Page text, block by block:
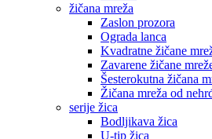
žičana mreža
Zaslon prozora
Ograda lanca
Kvadratne žičane
Zavarene žičane
Šesterokutna žičana
Žičana mreža od
serije žica
Bodljikava žica
U-tip žica